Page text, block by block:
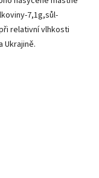
7,1g,sůl-
relativní vlhkosti
Ukrajině.